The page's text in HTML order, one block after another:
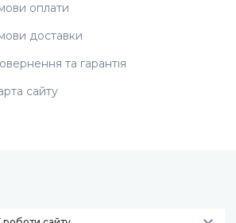
оплати
доставки
та гарантія
сайту